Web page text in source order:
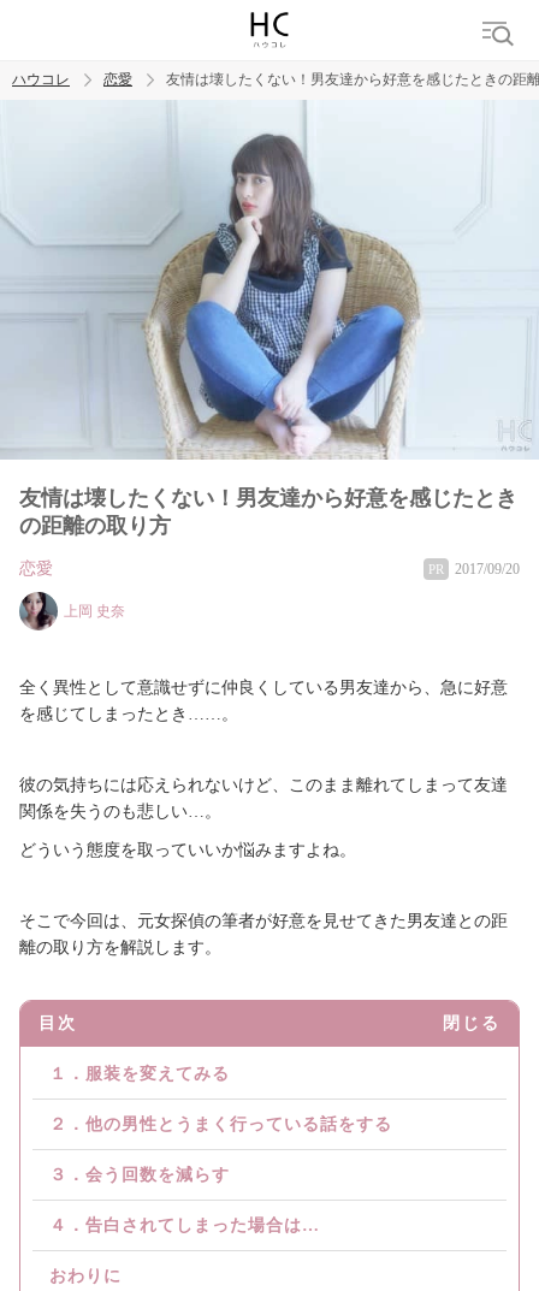
恋愛
ハウコレ 恋愛 友情は壊したくない！男友達から好意を感じたときの距
友情は壊したくない！男友達から好意を感じたとき
の距離の取り方
恋愛 PR 2017/09/20
上岡 史奈
全く異性として意識せずに仲良くしている男友達から、急に好意
を感じてしまったとき……。
彼の気持ちには応えられないけど、このまま離れてしまって友達
関係を失うのも悲しい…。
どういう態度を取っていいか悩みますよね。
そこで今回は、元女探偵の筆者が好意を見せてきた男友達との距
離の取り方を解説します。
目次 閉じる
１．服装を変えてみる
２．他の男性とうまく行っている話をする
３．会う回数を減らす
４．告白されてしまった場合は…
おわりに